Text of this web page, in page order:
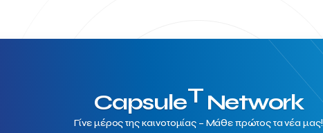
CapsuleTNetwork
Γίνε μέρος της καινοτομίας – Μάθε πρώτος τα νέα μας!